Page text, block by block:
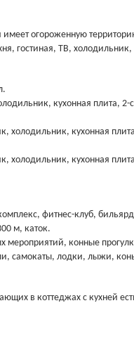
имеет огороженную
гостиная, ТВ,
кухонная плита, 2-
кухонная
кухонная
фитнес-клуб,
м, каток.
мероприятий, конные
самокаты, лодки, лыжи,
в коттеджах с кухней